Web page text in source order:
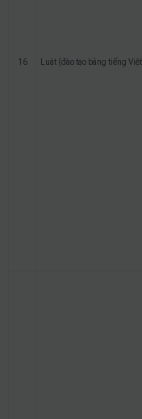
16 Luật (đào tạo bằng tiếng